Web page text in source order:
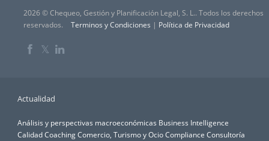
2026 © Chequeo, Gestión y Planificación Legal, S. L.. Todos los derechos
reservados.
Terminos y Condiciones | Política de Privacidad
𝕏
Actualidad
Análisis y perspectivas macroeconómicas Business Intelligence
CalidadCoachingComercio, Turismo y OcioCompliance Consultoría